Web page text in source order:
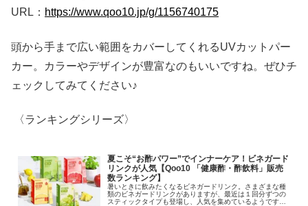
URL： https://www.qoo10.jp/g/1156740175
頭から手まで広い範囲をカバーしてくれるUVカットパー
カー。カラーやデザインが豊富なのもいいですね。ぜひチ
ェックしてみてください♪
〈ランキングシリーズ〉
夏こそ“お酢パワー”でインナーケア！ビネガード
リンクが人気【Qoo10 「健康酢・酢飲料」販売
数ランキング】
暑いときに飲みたくなるビネガードリンク。さまざまな種
類のビネガードリンクがありますが、最近は１回分ずつの
スティックタイプも登場し、人気を集めているようです。